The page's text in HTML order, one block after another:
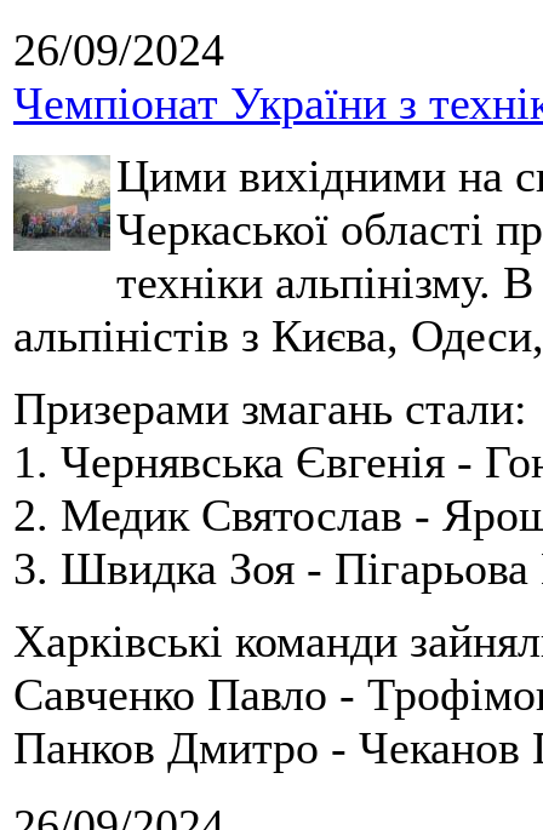
26/09/2024
Чемпіонат України з
Цими вихідними на
Черкаської області
техніки альпінізму.
альпіністів з Києва,
Призерами змагань стали:
1. Чернявська Євгенія -
2. Медик Святослав -
3. Швидка Зоя -
Харківські команди
Савченко Павло -
Панков Дмитро - Чеканов